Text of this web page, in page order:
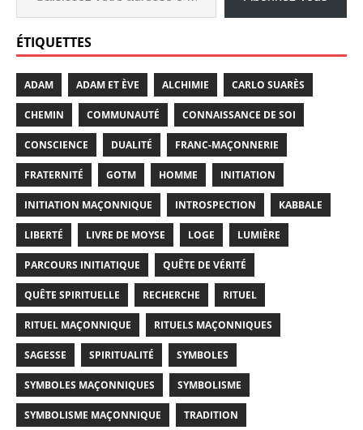
ÉTIQUETTES
ADAM ADAM ET ÈVE ALCHIMIE CARLO SUARÈS
CHEMIN COMMUNAUTÉ CONNAISSANCE DE SOI
CONSCIENCE DUALITÉ FRANC-MAÇONNERIE
FRATERNITÉ GOTM HOMME INITIATION
INITIATION MAÇONNIQUE INTROSPECTION KABBALE
LIBERTÉ LIVRE DE MOYSE LOGE LUMIÈRE
PARCOURS INITIATIQUE QUÊTE DE VÉRITÉ
QUÊTE SPIRITUELLE RECHERCHE RITUEL
RITUEL MAÇONNIQUE RITUELS MAÇONNIQUES
SAGESSE SPIRITUALITÉ SYMBOLES
SYMBOLES MAÇONNIQUES SYMBOLISME
SYMBOLISME MAÇONNIQUE TRADITION